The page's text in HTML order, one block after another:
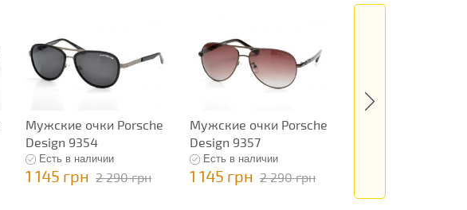
Мужские очки Porsche
Design 9354
Есть в наличии
1 145 грн 2 290 грн
Мужские очки Porsche
Design 9357
Есть в наличии
1 145 грн 2 290 грн